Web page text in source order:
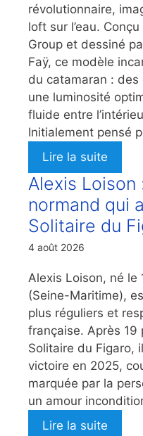
révolutionnaire,
loft sur l’eau.
Group et dessiné
Faÿ, ce modèle
du catamaran : des
une luminosité
fluide entre
Initialement pensé
Lire la suite
Alexis Loison
normand qui
Solitaire du
4 août 2026
Alexis Loison, né le
(Seine-Maritime),
plus réguliers et
française. Après 19
Solitaire du Figaro,
victoire en 2025,
marquée par la
un amour
Lire la suite